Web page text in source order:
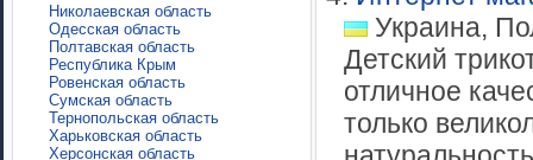
Николаевская область
Одесская область
Полтавская область
Республика Крым
Ровенская область
Сумская область
Тернопольская область
Харьковская область
Херсонская область
Украина,
Детский
отличное
только